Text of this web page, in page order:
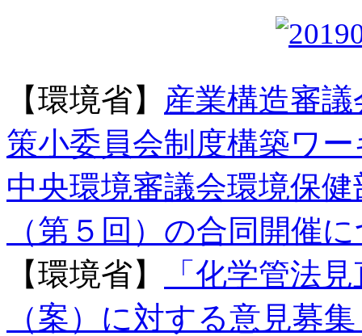
【環境省】 産業構造審
策小委員会制度構築ワ
中央環境審議会環境保
（第５回）の合同開催
【環境省】
「化学管法
（案）に対する意見募